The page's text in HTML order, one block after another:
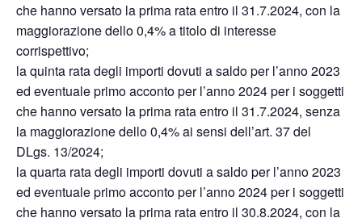
che hanno versato la prima rata entro il 31.7.2024, con la
maggiorazione dello 0,4% a titolo di interesse
corrispettivo;
la quinta rata degli importi dovuti a saldo per l’anno 2023
ed eventuale primo acconto per l’anno 2024 per i soggetti
che hanno versato la prima rata entro il 31.7.2024, senza
la maggiorazione dello 0,4% ai sensi dell’art. 37 del
DLgs. 13/2024;
la quarta rata degli importi dovuti a saldo per l’anno 2023
ed eventuale primo acconto per l’anno 2024 per i soggetti
che hanno versato la prima rata entro il 30.8.2024, con la